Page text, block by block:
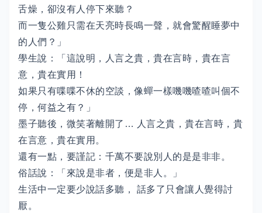
舌燥，卻沒有人停下來聽？
而一隻公雞只需在天亮時長鳴一聲，就會驚醒睡夢中
的人們？」
學生說：「這說明，人言之貴，貴在言時，貴在言
意，貴在實用！
如果只有喋喋不休的空談，像蟬一樣嘰嘰喳喳叫個不
停，何益之有？」
墨子聽後，微笑著離開了… 人言之貴，貴在言時，貴
在言意，貴在實用。
還有一點，要謹記：千萬不要說別人的是是非非。
俗話說：「來說是非者，便是非人。」
生活中一定要少說話多聽， 話多了只會讓人覺得討
厭。